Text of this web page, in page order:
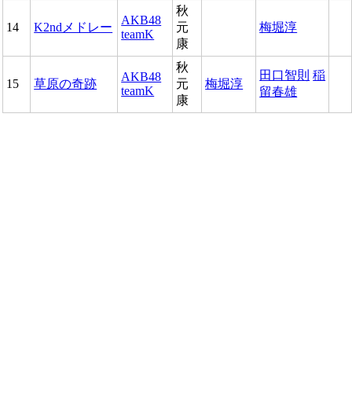
14 K2ndメドレー
AKB48
teamK
秋
元
康
梅堀淳
15 草原の奇跡
AKB48
teamK
秋
元
康
梅堀淳
田口智則 稲
留春雄